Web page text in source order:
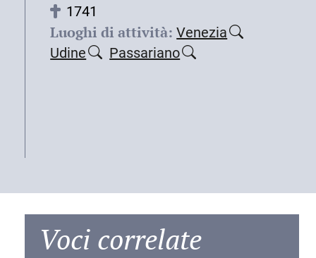
1741
Luoghi di attività: Venezia
Udine
Passariano
Voci correlate